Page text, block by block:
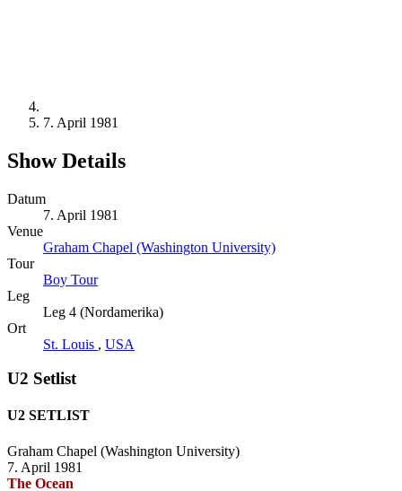
7. April 1981
Show Details
Datum
7. April 1981
Venue
Graham Chapel (Washington University)
Tour
Boy Tour
Leg
Leg 4 (Nordamerika)
Ort
St. Louis , USA
U2 Setlist
U2 SETLIST
Graham Chapel (Washington University)
7. April 1981
The Ocean